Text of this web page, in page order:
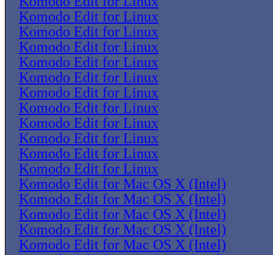
Komodo Edit for Linux
Komodo Edit for Linux
Komodo Edit for Linux
Komodo Edit for Linux
Komodo Edit for Linux
Komodo Edit for Linux
Komodo Edit for Linux
Komodo Edit for Linux
Komodo Edit for Linux
Komodo Edit for Linux
Komodo Edit for Linux
Komodo Edit for Mac OS X (Intel)
Komodo Edit for Mac OS X (Intel)
Komodo Edit for Mac OS X (Intel)
Komodo Edit for Mac OS X (Intel)
Komodo Edit for Mac OS X (Intel)